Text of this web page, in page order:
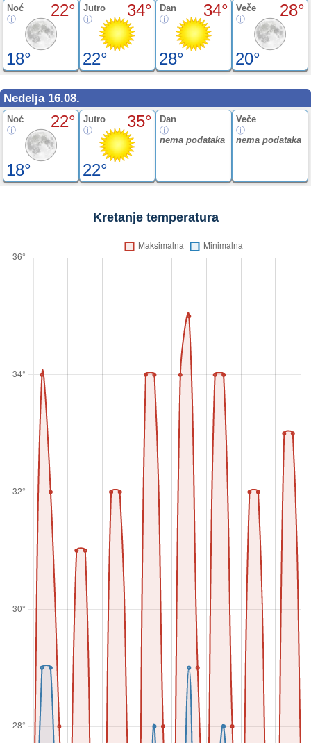
Noć 22°
18°
Jutro 34°
22°
Dan 34°
28°
Veče 28°
20°
Nedelja 16.08.
Noć 22°
18°
Jutro 35°
22°
Dan
nema podataka
Veče
nema podataka
Kretanje temperatura